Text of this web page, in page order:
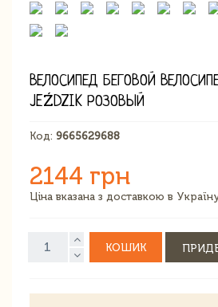
ВЕЛОСИПЕД БЕГОВОЙ
JEŹDZIK РОЗОВЫЙ
Код: 9665629688
2144 грн
Ціна вказана з доставкою в
КОШИК